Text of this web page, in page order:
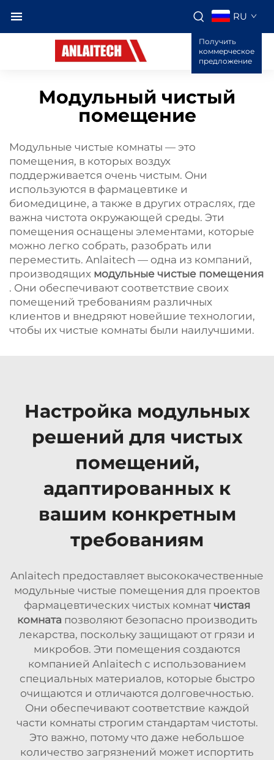
RU
Получить
коммерческое
предложение
Модульный чистый
помещение
Модульные чистые комнаты — это
помещения, в которых воздух
поддерживается очень чистым. Они
используются в фармацевтике и
биомедицине, а также в других отраслях, где
важна чистота окружающей среды. Эти
помещения оснащены элементами, которые
можно легко собрать, разобрать или
переместить. Anlaitech — одна из компаний,
производящих модульные чистые помещения
. Они обеспечивают соответствие своих
помещений требованиям различных
клиентов и внедряют новейшие технологии,
чтобы их чистые комнаты были наилучшими.
Настройка модульных
решений для чистых
помещений,
адаптированных к
вашим конкретным
требованиям
Anlaitech предоставляет высококачественные
модульные чистые помещения для проектов
фармацевтических чистых комнат чистая
комната позволяют безопасно производить
лекарства, поскольку защищают от грязи и
микробов. Эти помещения создаются
компанией Anlaitech с использованием
специальных материалов, которые быстро
очищаются и отличаются долговечностью.
Они обеспечивают соответствие каждой
части комнаты строгим стандартам чистоты.
Это важно, потому что даже небольшое
количество загрязнений может испортить